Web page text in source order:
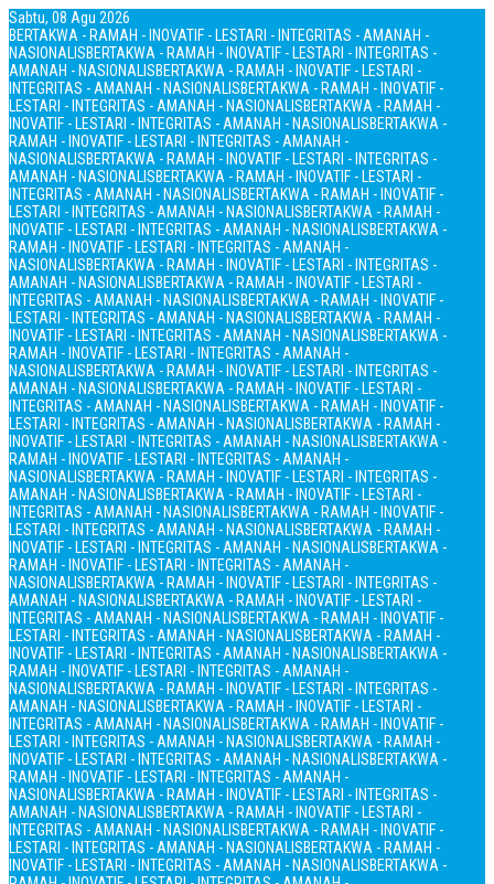
Sabtu, 08 Agu 2026
BERTAKWA - RAMAH - INOVATIF - LESTARI - INTEGRITAS - AMANAH -
NASIONALISBERTAKWA - RAMAH - INOVATIF - LESTARI - INTEGRITAS -
AMANAH - NASIONALISBERTAKWA - RAMAH - INOVATIF - LESTARI -
INTEGRITAS - AMANAH - NASIONALISBERTAKWA - RAMAH - INOVATIF -
LESTARI - INTEGRITAS - AMANAH - NASIONALISBERTAKWA - RAMAH -
INOVATIF - LESTARI - INTEGRITAS - AMANAH - NASIONALISBERTAKWA -
RAMAH - INOVATIF - LESTARI - INTEGRITAS - AMANAH -
NASIONALISBERTAKWA - RAMAH - INOVATIF - LESTARI - INTEGRITAS -
AMANAH - NASIONALISBERTAKWA - RAMAH - INOVATIF - LESTARI -
INTEGRITAS - AMANAH - NASIONALISBERTAKWA - RAMAH - INOVATIF -
LESTARI - INTEGRITAS - AMANAH - NASIONALISBERTAKWA - RAMAH -
INOVATIF - LESTARI - INTEGRITAS - AMANAH - NASIONALISBERTAKWA -
RAMAH - INOVATIF - LESTARI - INTEGRITAS - AMANAH -
NASIONALISBERTAKWA - RAMAH - INOVATIF - LESTARI - INTEGRITAS -
AMANAH - NASIONALISBERTAKWA - RAMAH - INOVATIF - LESTARI -
INTEGRITAS - AMANAH - NASIONALISBERTAKWA - RAMAH - INOVATIF -
LESTARI - INTEGRITAS - AMANAH - NASIONALISBERTAKWA - RAMAH -
INOVATIF - LESTARI - INTEGRITAS - AMANAH - NASIONALISBERTAKWA -
RAMAH - INOVATIF - LESTARI - INTEGRITAS - AMANAH -
NASIONALISBERTAKWA - RAMAH - INOVATIF - LESTARI - INTEGRITAS -
AMANAH - NASIONALISBERTAKWA - RAMAH - INOVATIF - LESTARI -
INTEGRITAS - AMANAH - NASIONALISBERTAKWA - RAMAH - INOVATIF -
LESTARI - INTEGRITAS - AMANAH - NASIONALISBERTAKWA - RAMAH -
INOVATIF - LESTARI - INTEGRITAS - AMANAH - NASIONALISBERTAKWA -
RAMAH - INOVATIF - LESTARI - INTEGRITAS - AMANAH -
NASIONALISBERTAKWA - RAMAH - INOVATIF - LESTARI - INTEGRITAS -
AMANAH - NASIONALISBERTAKWA - RAMAH - INOVATIF - LESTARI -
INTEGRITAS - AMANAH - NASIONALISBERTAKWA - RAMAH - INOVATIF -
LESTARI - INTEGRITAS - AMANAH - NASIONALISBERTAKWA - RAMAH -
INOVATIF - LESTARI - INTEGRITAS - AMANAH - NASIONALISBERTAKWA -
RAMAH - INOVATIF - LESTARI - INTEGRITAS - AMANAH -
NASIONALISBERTAKWA - RAMAH - INOVATIF - LESTARI - INTEGRITAS -
AMANAH - NASIONALISBERTAKWA - RAMAH - INOVATIF - LESTARI -
INTEGRITAS - AMANAH - NASIONALISBERTAKWA - RAMAH - INOVATIF -
LESTARI - INTEGRITAS - AMANAH - NASIONALISBERTAKWA - RAMAH -
INOVATIF - LESTARI - INTEGRITAS - AMANAH - NASIONALISBERTAKWA -
RAMAH - INOVATIF - LESTARI - INTEGRITAS - AMANAH -
NASIONALISBERTAKWA - RAMAH - INOVATIF - LESTARI - INTEGRITAS -
AMANAH - NASIONALISBERTAKWA - RAMAH - INOVATIF - LESTARI -
INTEGRITAS - AMANAH - NASIONALISBERTAKWA - RAMAH - INOVATIF -
LESTARI - INTEGRITAS - AMANAH - NASIONALISBERTAKWA - RAMAH -
INOVATIF - LESTARI - INTEGRITAS - AMANAH - NASIONALISBERTAKWA -
RAMAH - INOVATIF - LESTARI - INTEGRITAS - AMANAH -
NASIONALISBERTAKWA - RAMAH - INOVATIF - LESTARI - INTEGRITAS -
AMANAH - NASIONALISBERTAKWA - RAMAH - INOVATIF - LESTARI -
INTEGRITAS - AMANAH - NASIONALISBERTAKWA - RAMAH - INOVATIF -
LESTARI - INTEGRITAS - AMANAH - NASIONALISBERTAKWA - RAMAH -
INOVATIF - LESTARI - INTEGRITAS - AMANAH - NASIONALISBERTAKWA -